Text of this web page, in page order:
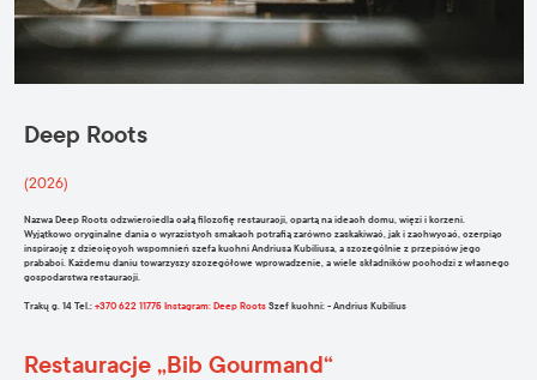
Deep Roots
(2026)
Nazwa Deep Roots odzwierciedla całą filozofię restauracji, opartą na ideach domu, więzi i korzeni.
Wyjątkowo oryginalne dania o wyrazistych smakach potrafią zarówno zaskakiwać, jak i zachwycać, czerpiąc
inspirację z dziecięcych wspomnień szefa kuchni Andriusa Kubiliusa, a szczególnie z przepisów jego
prababci. Każdemu daniu towarzyszy szczegółowe wprowadzenie, a wiele składników pochodzi z własnego
gospodarstwa restauracji.
Trakų g. 14 Tel.: +370 622 11775 Instagram: Deep Roots Szef kuchni: - Andrius Kubilius
Restauracje „Bib Gourmand“